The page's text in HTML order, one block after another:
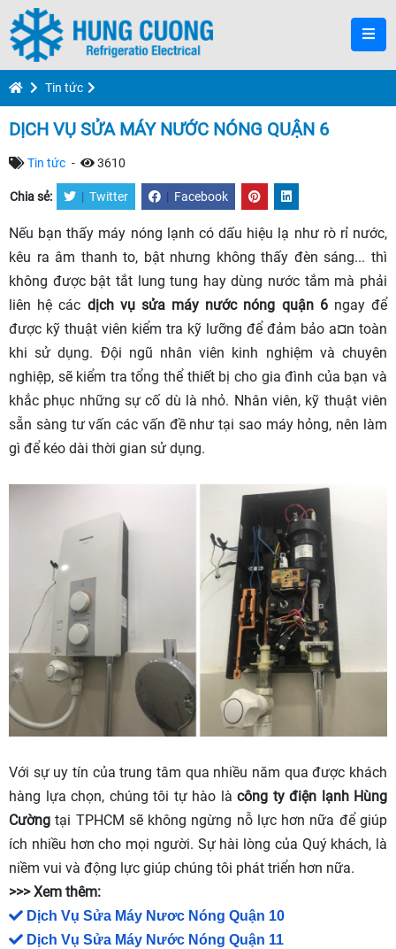
Tin tức
DỊCH VỤ SỬA MÁY NƯỚC NÓNG QUẬN 6
Tin tức - 3610
Chia sẻ: | Twitter | Facebook
Nếu bạn thấy máy nóng lạnh có dấu hiệu lạ như rò rỉ nước,
kêu ra âm thanh to, bật nhưng không thấy đèn sáng... thì
không được bật tắt lung tung hay dùng nước tắm mà phải
liên hệ các dịch vụ sửa máy nước nóng quận 6ngay để
được kỹ thuật viên kiểm tra kỹ lưỡng để đảm bảo a¤n toàn
khi sử dụng. Đội ngũ nhân viên kinh nghiệm và chuyên
nghiệp, sẽ kiểm tra tổng thể thiết bị cho gia đình của bạn và
khắc phục những sự cố dù là nhỏ. Nhân viên, kỹ thuật viên
sẵn sàng tư vấn các vấn đề như tại sao máy hỏng, nên làm
gì để kéo dài thời gian sử dụng.
Với sự uy tín của trung tâm qua nhiều năm qua được khách
hàng lựa chọn, chúng tôi tự hào là công ty điện lạnh Hùng
Cường tại TPHCM sẽ không ngừng nỗ lực hơn nữa để giúp
ích nhiều hơn cho mọi người. Sự hài lòng của Quý khách, là
niềm vui và động lực giúp chúng tôi phát triển hơn nữa.
>>> Xem thêm:
Dịch Vụ Sửa Máy Nươc Nóng Quận 10
Dịch Vụ Sửa Máy Nước Nóng Quận 11